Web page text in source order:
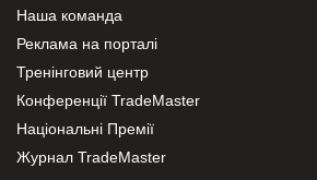
Наша команда
Реклама на порталі
Тренінговий центр
Конференції TradeMaster
Національні Премії
Журнал TradeMaster